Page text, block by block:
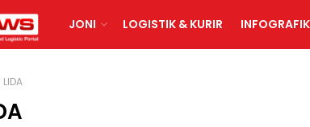
JONI LOGISTIK & KURIR INFOGRAFIK
LIDA